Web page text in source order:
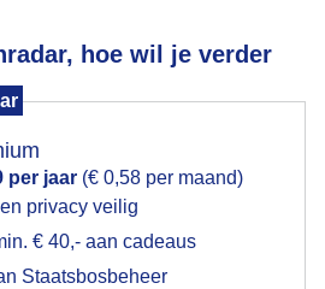
hoe wil je verder
per jaar (€ 0,58 per maand)
privacy veilig
€ 40,- aan cadeaus
Staatsbosbeheer
compleet
gebruiken voor het
akkoord op hebt gegeven,
pop-up uit je browser waarin